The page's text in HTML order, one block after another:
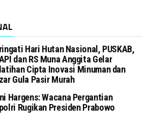
Hari Hutan Nasional, PUSKAB,
dan RS Muna Anggita Gelar
Cipta Inovasi Minuman dan
Gula Pasir Murah
Hargens: Wacana Pergantian
Rugikan Presiden Prabowo